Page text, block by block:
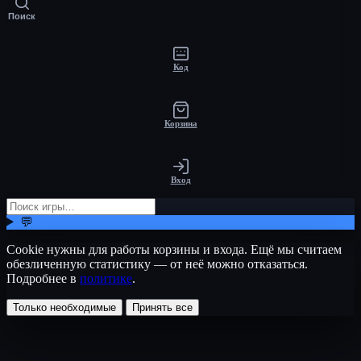
Поиск
Код
Корзина
Вход
💬
Cookie нужны для работы корзины и входа. Ещё мы считаем
обезличенную статистику — от неё можно отказаться.
Подробнее в политике.
Только необходимые Принять все